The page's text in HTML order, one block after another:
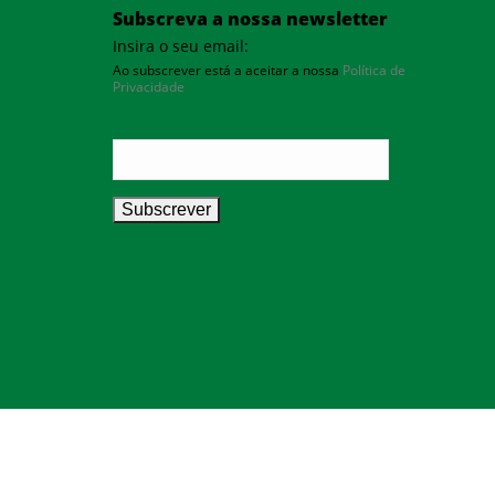
Subscreva a nossa newsletter
Insira o seu email:
Ao subscrever está a aceitar a nossa Política de
Privacidade